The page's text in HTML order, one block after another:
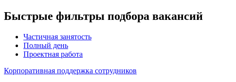
Быстрые фильтры подбора вакансий
Частичная занятость
Полный день
Проектная работа
Корпоративная поддержка сотрудников